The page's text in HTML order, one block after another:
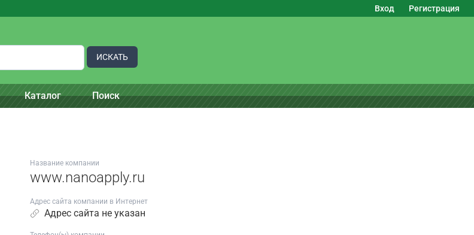
Вход Регистрация
ИСКАТЬ
Каталог Поиск
Название компании
www.nanoapply.ru
Адрес сайта компании в Интернет
Адрес сайта не указан